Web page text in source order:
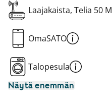
Laajakaista, Telia 50 M
OmaSATO
Talopesula
Näytä enemmän